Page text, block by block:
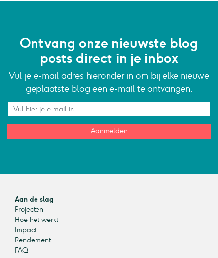
Ontvang onze nieuwste blog
posts direct in je inbox
Vul je e-mail adres hieronder in om bij elke nieuwe
geplaatste blog een e-mail te ontvangen.
Aanmelden
Aan de slag
Projecten
Hoe het werkt
Impact
Rendement
FAQ